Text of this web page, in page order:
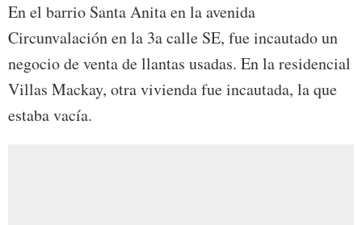
En el barrio Santa Anita en la avenida
Circunvalación en la 3a calle SE, fue incautado un
negocio de venta de llantas usadas. En la residencial
Villas Mackay, otra vivienda fue incautada, la que
estaba vacía.